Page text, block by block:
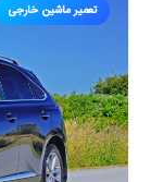
تعمیر ماشین خارجی